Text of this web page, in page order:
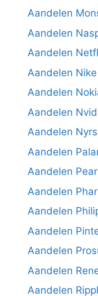
Aandelen
Aandelen
Aandelen
Aandelen
Aandelen
Aandelen
Aandelen
Aandelen
Aandelen
Aandelen
Aandelen
Aandelen
Aandelen
Aandelen
Aandelen